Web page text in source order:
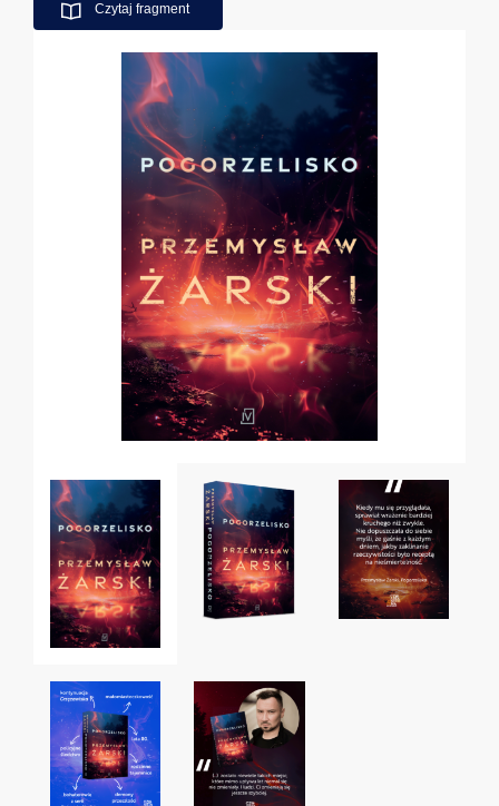
Czytaj fragment